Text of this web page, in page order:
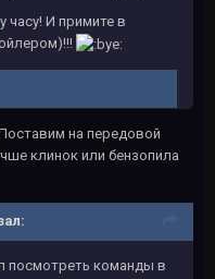
часу! И примите в
на передовой
клинок или бензопила
посмотреть команды в